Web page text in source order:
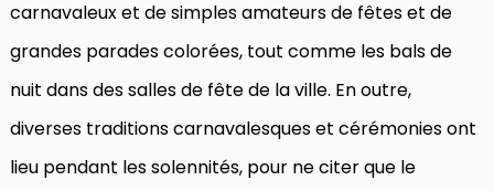
carnavaleux et de simples amateurs de fêtes et de
grandes parades colorées, tout comme les bals de
nuit dans des salles de fête de la ville. En outre,
diverses traditions carnavalesques et cérémonies ont
lieu pendant les solennités, pour ne citer que le